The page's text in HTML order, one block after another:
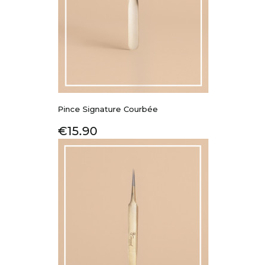
Pince Signature Courbée
Price
€15.90